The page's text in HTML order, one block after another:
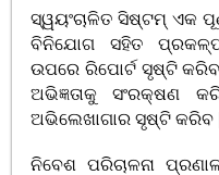
ସ୍ୱୟଂଚାଳିତ ସିଷ୍ଟମ୍ ଏକ
ବିନିଯୋଗ ସହିତ
ଉପରେ ରିପୋର୍ଟ ସୃଷ୍ଟି
ଅଭିଜ୍ଞତାକୁ ସଂରକ୍ଷଣ
ଅଭିଲେଖାଗାର ସୃଷ୍ଟି କରିବ |
ନିବେଶ ପରିଚାଳନା